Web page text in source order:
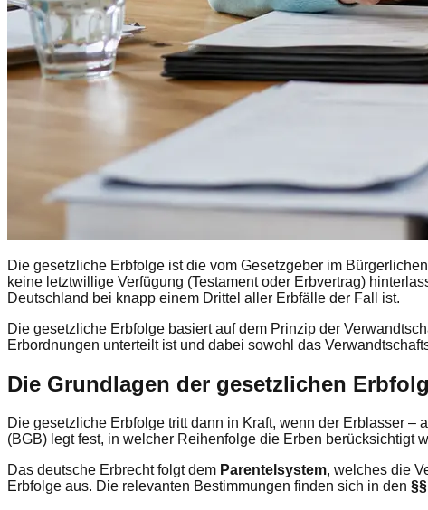
Die gesetzliche Erbfolge ist die vom Gesetzgeber im
keine letztwillige Verfügung (Testament oder Erbvertrag)
Deutschland bei knapp einem Drittel aller Erbfälle der Fall ist.
Die gesetzliche Erbfolge basiert auf dem Prinzip der
Erbordnungen unterteilt ist und dabei sowohl das
Die Grundlagen der gesetzlichen
Die gesetzliche Erbfolge tritt dann in Kraft, wenn der Erblasser
(BGB) legt fest, in welcher Reihenfolge die Erben berücksichtigt
Das deutsche Erbrecht folgt dem Parentelsystem, welches die
Erbfolge aus. Die relevanten Bestimmungen finden sich in den